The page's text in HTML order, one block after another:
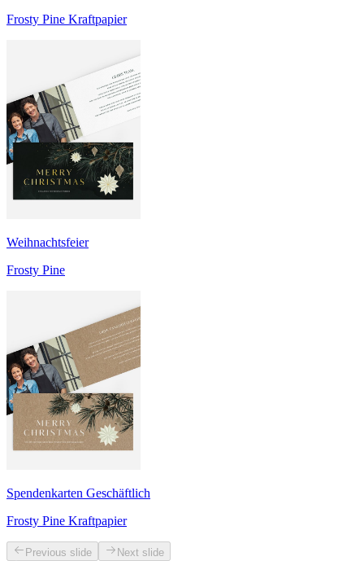
Frosty Pine Kraftpapier
Weihnachtsfeier
Frosty Pine
Spendenkarten Geschäftlich
Frosty Pine Kraftpapier
Previous slide Next slide